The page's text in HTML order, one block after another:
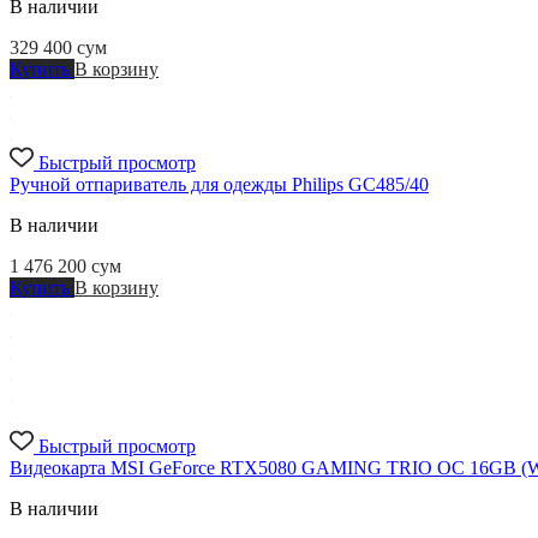
В наличии
329 400 сум
Купить В корзину
Быстрый просмотр
Ручной отпариватель для одежды Philips GC485/40
В наличии
1 476 200 сум
Купить В корзину
Быстрый просмотр
Видеокарта MSI GeForce RTX5080 GAMING TRIO OC 16GB
В наличии